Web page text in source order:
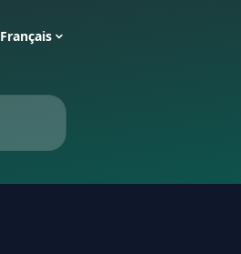
Français